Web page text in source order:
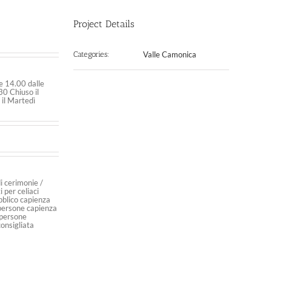
14.00 dalle
Chiuso il
il Martedì
cerimonie /
per celiaci
capienza
capienza
Project Details
Categories: Valle Camonica